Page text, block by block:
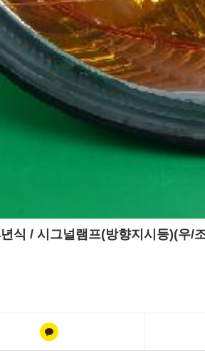
식 / 시그널램프(방향지시등)(우/